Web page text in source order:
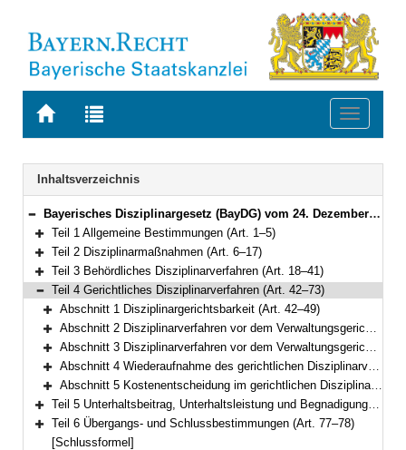
Zur
BAYERN.RECHT
Zur
letzten
Suche
Toggle
Navigation
Inhaltsverzeichnis
Bereich reduzieren
Bayerisches Disziplinargesetz (BayDG) vom 24. Dezember 2005 (GVBl. S. 665) BayRS 2031-1-1-F (Art. 1–78)
Bereich erweitern
Teil 1 Allgemeine Bestimmungen (Art. 1–5)
Bereich erweitern
Teil 2 Disziplinarmaßnahmen (Art. 6–17)
Bereich erweitern
Teil 3 Behördliches Disziplinarverfahren (Art. 18–41)
Bereich reduzieren
Teil 4 Gerichtliches Disziplinarverfahren (Art. 42–73)
Bereich erweitern
Abschnitt 1 Disziplinargerichtsbarkeit (Art. 42–49)
Bereich erweitern
Abschnitt 2 Disziplinarverfahren vor dem Verwaltungsgericht (Art. 50–61)
Bereich erweitern
Abschnitt 3 Disziplinarverfahren vor dem Verwaltungsgerichtshof (Art. 62–65)
Bereich erweitern
Abschnitt 4 Wiederaufnahme des gerichtlichen Disziplinarverfahrens (Art. 66–71)
Bereich erweitern
Abschnitt 5 Kostenentscheidung im gerichtlichen Disziplinarverfahren (Art. 72–73)
Bereich erweitern
Teil 5 Unterhaltsbeitrag, Unterhaltsleistung und Begnadigung (Art. 74–76)
Bereich erweitern
Teil 6 Übergangs- und Schlussbestimmungen (Art. 77–78)
[Schlussformel]